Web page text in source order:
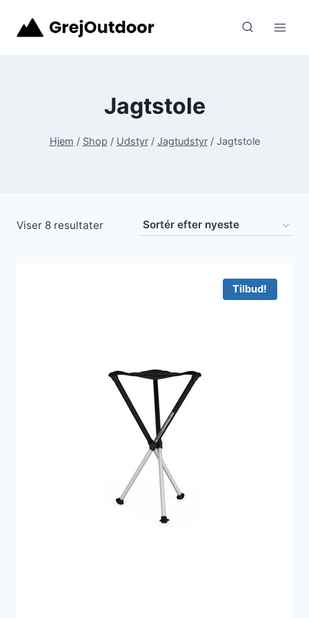
Jagtstole
Hjem / Shop / Udstyr / Jagtudstyr / Jagtstole
Viser 8 resultaterSorteret
Tilbud!